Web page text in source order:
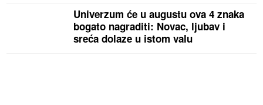
Univerzum će u augustu ova 4 znaka
bogato nagraditi: Novac, ljubav i
sreća dolaze u istom valu